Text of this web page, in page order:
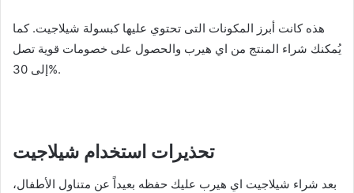
هذه كانت أبرز المكونات التى تحتوي عليها كبسولة شيلاجيت. كما
يُمكنك شراء المنتج من اي هيرب والحصول على خصومات قوية تصل
إلى 30%.
تحذيرات استخدام شيلاجيت
بعد شراء شيلاجيت اي هيرب عليك حفظه بعيداً عن متناول الأطفال،